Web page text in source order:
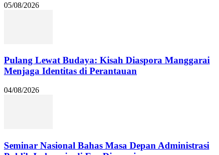
05/08/2026
Pulang Lewat Budaya: Kisah Diaspora Manggarai
Menjaga Identitas di Perantauan
04/08/2026
Seminar Nasional Bahas Masa Depan Administrasi